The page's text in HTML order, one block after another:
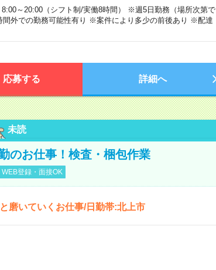
～20:00（シフト制/実働8時間） ※週5日勤務（場所次第で
外での勤務可能性有り ※案件により多少の前後あり ※配達
応募する 詳細へ
未読
のお仕事！検査・梱包作業
WEB登録・面接OK
磨いていくお仕事/日勤帯:北上市